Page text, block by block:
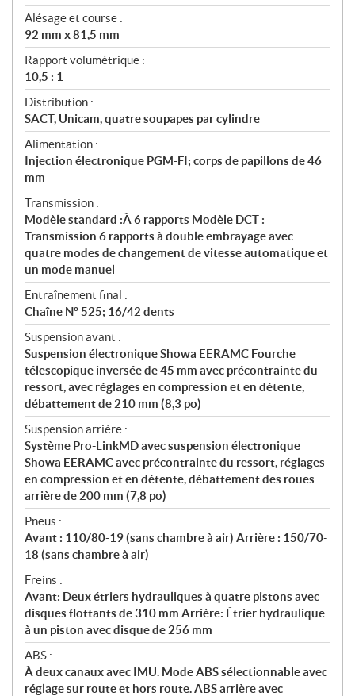
Alésage et course :
92 mm x 81,5 mm
Rapport volumétrique :
10,5 : 1
Distribution :
SACT, Unicam, quatre soupapes par cylindre
Alimentation :
Injection électronique PGM-FI; corps de papillons de 46
mm
Transmission :
Modèle standard :À 6 rapports Modèle DCT :
Transmission 6 rapports à double embrayage avec
quatre modes de changement de vitesse automatique et
un mode manuel
Entraînement final :
Chaîne Nº 525; 16/42 dents
Suspension avant :
Suspension électronique Showa EERAMC Fourche
télescopique inversée de 45 mm avec précontrainte du
ressort, avec réglages en compression et en détente,
débattement de 210 mm (8,3 po)
Suspension arrière :
Système Pro-LinkMD avec suspension électronique
Showa EERAMC avec précontrainte du ressort, réglages
en compression et en détente, débattement des roues
arrière de 200 mm (7,8 po)
Pneus :
Avant : 110/80-19 (sans chambre à air) Arrière : 150/70-
18 (sans chambre à air)
Freins :
Avant: Deux étriers hydrauliques à quatre pistons avec
disques flottants de 310 mm Arrière: Étrier hydraulique
à un piston avec disque de 256 mm
ABS :
À deux canaux avec IMU. Mode ABS sélectionnable avec
réglage sur route et hors route. ABS arrière avec